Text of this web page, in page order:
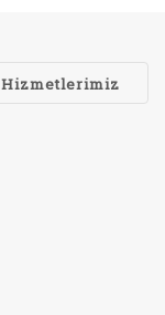
Hizmetlerimiz